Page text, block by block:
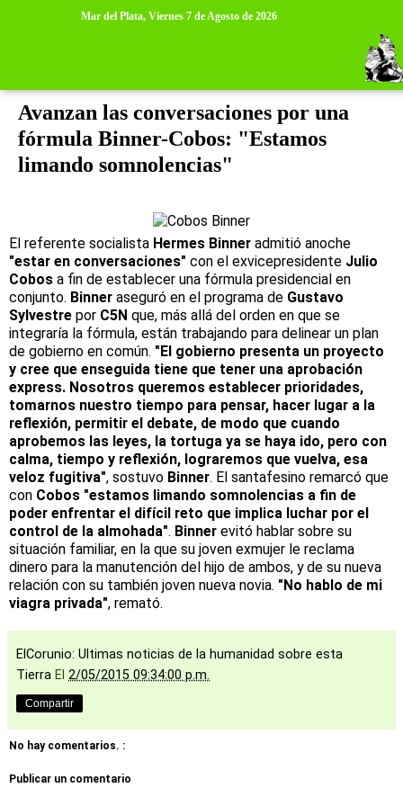
Mar del Plata, Viernes 7 de Agosto de 2026
Avanzan las conversaciones por una
fórmula Binner-Cobos: "Estamos
limando somnolencias"
El referente socialista Hermes Binner admitió anoche
"estar en conversaciones" con el exvicepresidente Julio
Cobos a fin de establecer una fórmula presidencial en
conjunto. Binner aseguró en el programa de Gustavo
Sylvestre por C5N que, más allá del orden en que se
integraría la fórmula, están trabajando para delinear un plan
de gobierno en común. "El gobierno presenta un proyecto
y cree que enseguida tiene que tener una aprobación
express. Nosotros queremos establecer prioridades,
tomarnos nuestro tiempo para pensar, hacer lugar a la
reflexión, permitir el debate, de modo que cuando
aprobemos las leyes, la tortuga ya se haya ido, pero con
calma, tiempo y reflexión, lograremos que vuelva, esa
veloz fugitiva", sostuvo Binner. El santafesino remarcó que
con Cobos "estamos limando somnolencias a fin de
poder enfrentar el difícil reto que implica luchar por el
control de la almohada". Binner evitó hablar sobre su
situación familiar, en la que su joven exmujer le reclama
dinero para la manutención del hijo de ambos, y de su nueva
relación con su también joven nueva novia. "No hablo de mi
viagra privada", remató.
ElCorunio: Ultimas noticias de la humanidad sobre esta
Tierra El 2/05/2015 09:34:00 p.m.
Compartir
No hay comentarios. :
Publicar un comentario